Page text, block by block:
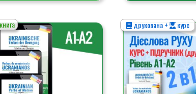
друкована + курс
Цей
товар
має
кілька
варіантів.
Параметри
можна